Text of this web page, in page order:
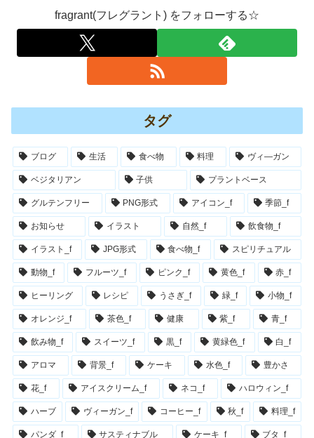
fragrant(フレグラント) をフォローする☆
タグ
ブログ 生活 食べ物 料理 ヴィ―ガン
ベジタリアン 子供 プラントベース
グルテンフリー PNG形式 アイコン_f 季節_f
お知らせ イラスト 自然_f 飲食物_f
イラスト_f JPG形式 食べ物_f スピリチュアル
動物_f フルーツ_f ピンク_f 黄色_f 赤_f
ヒーリング レシピ うさぎ_f 緑_f 小物_f
オレンジ_f 茶色_f 健康 紫_f 青_f
飲み物_f スイーツ_f 黒_f 黄緑色_f 白_f
アロマ 背景_f ケーキ 水色_f 豊かさ
花_f アイスクリーム_f ネコ_f ハロウィン_f
ハーブ ヴィーガン_f コーヒー_f 秋_f 料理_f
パンダ_f サスティナブル ケーキ_f ブタ_f